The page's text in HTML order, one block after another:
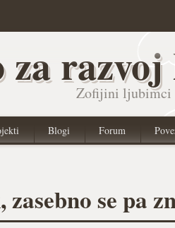
za
Zofijini ljubimci
Blogi Forum
se pa